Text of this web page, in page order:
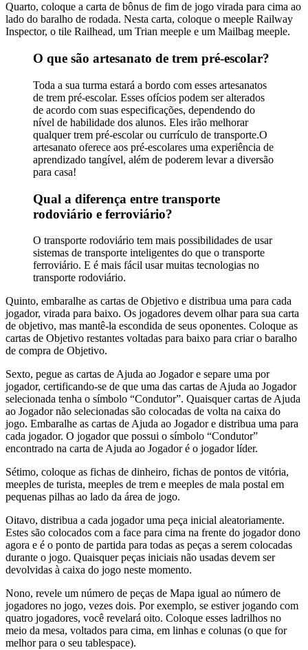
Quarto, coloque a carta de bônus de fim de jogo virada para cima ao
lado do baralho de rodada. Nesta carta, coloque o meeple Railway
Inspector, o tile Railhead, um Trian meeple e um Mailbag meeple.
O que são artesanato de trem pré-escolar?
Toda a sua turma estará a bordo com esses artesanatos
de trem pré-escolar. Esses ofícios podem ser alterados
de acordo com suas especificações, dependendo do
nível de habilidade dos alunos. Eles irão melhorar
qualquer trem pré-escolar ou currículo de transporte.O
artesanato oferece aos pré-escolares uma experiência de
aprendizado tangível, além de poderem levar a diversão
para casa!
Qual a diferença entre transporte
rodoviário e ferroviário?
O transporte rodoviário tem mais possibilidades de usar
sistemas de transporte inteligentes do que o transporte
ferroviário. E é mais fácil usar muitas tecnologias no
transporte rodoviário.
Quinto, embaralhe as cartas de Objetivo e distribua uma para cada
jogador, virada para baixo. Os jogadores devem olhar para sua carta
de objetivo, mas mantê-la escondida de seus oponentes. Coloque as
cartas de Objetivo restantes voltadas para baixo para criar o baralho
de compra de Objetivo.
Sexto, pegue as cartas de Ajuda ao Jogador e separe uma por
jogador, certificando-se de que uma das cartas de Ajuda ao Jogador
selecionada tenha o símbolo “Condutor”. Quaisquer cartas de Ajuda
ao Jogador não selecionadas são colocadas de volta na caixa do
jogo. Embaralhe as cartas de Ajuda ao Jogador e distribua uma para
cada jogador. O jogador que possui o símbolo “Condutor”
encontrado na carta de Ajuda ao Jogador é o jogador líder.
Sétimo, coloque as fichas de dinheiro, fichas de pontos de vitória,
meeples de turista, meeples de trem e meeples de mala postal em
pequenas pilhas ao lado da área de jogo.
Oitavo, distribua a cada jogador uma peça inicial aleatoriamente.
Estes são colocados com a face para cima na frente do jogador dono
agora e é o ponto de partida para todas as peças a serem colocadas
durante o jogo. Quaisquer peças iniciais não usadas devem ser
devolvidas à caixa do jogo neste momento.
Nono, revele um número de peças de Mapa igual ao número de
jogadores no jogo, vezes dois. Por exemplo, se estiver jogando com
quatro jogadores, você revelará oito. Coloque esses ladrilhos no
meio da mesa, voltados para cima, em linhas e colunas (o que for
melhor para o seu tablespace).